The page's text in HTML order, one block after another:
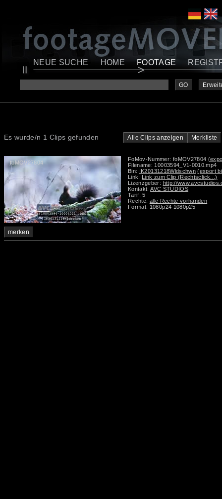
NEUE SUCHE HOME FOOTAGE
GO
Es wurde/n 1 Clips gefunden Alle Clips anzeigen Merkliste
foMOV27804
merken
FoMov-Nummer: foMOV27804
Filename: 10003594_V1-0010.mp4
Bin: IK20131218Wldschwn (export
Link: Link zum Clip (Rechtsclick...)
Lizenzgeber: http://
Kontakt:AVC STUDIOS
Tarif: 5
Rechte: alle Rechte vorhanden
Format: 1080p24 1080p25